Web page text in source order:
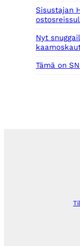
Sisustajan
Nyt
Tämä on